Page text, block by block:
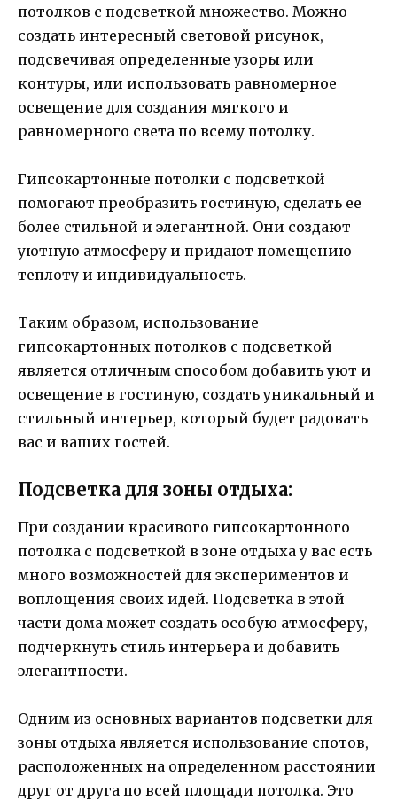
потолков с подсветкой множество. Можно
создать интересный световой рисунок,
подсвечивая определенные узоры или
контуры, или использовать равномерное
освещение для создания мягкого и
равномерного света по всему потолку.
Гипсокартонные потолки с подсветкой
помогают преобразить гостиную, сделать ее
более стильной и элегантной. Они создают
уютную атмосферу и придают помещению
теплоту и индивидуальность.
Таким образом, использование
гипсокартонных потолков с подсветкой
является отличным способом добавить уют и
освещение в гостиную, создать уникальный и
стильный интерьер, который будет радовать
вас и ваших гостей.
Подсветка для зоны отдыха:
При создании красивого гипсокартонного
потолка с подсветкой в зоне отдыха у вас есть
много возможностей для экспериментов и
воплощения своих идей. Подсветка в этой
части дома может создать особую атмосферу,
подчеркнуть стиль интерьера и добавить
элегантности.
Одним из основных вариантов подсветки для
зоны отдыха является использование спотов,
расположенных на определенном расстоянии
друг от друга по всей площади потолка. Это